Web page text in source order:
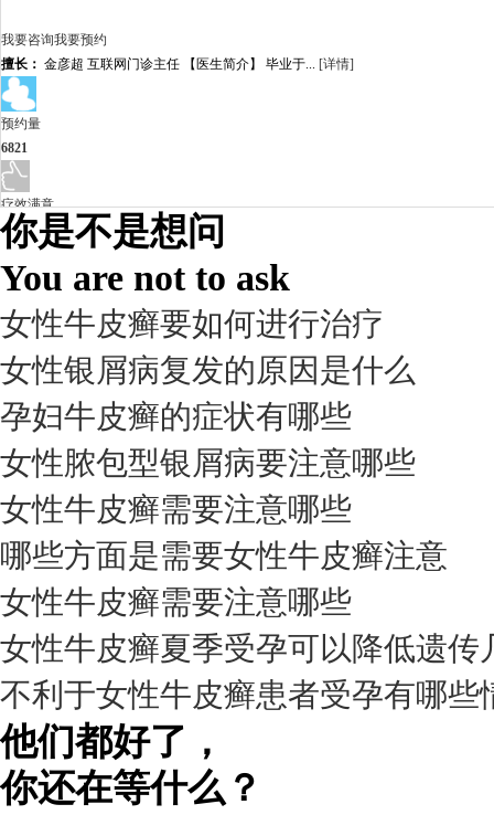
我要咨询我要预约
擅长： 金彦超 互联网门诊主任 【医生简介】 毕业于... [详情]
预约量
6821
疗效满意
98%
我要咨询我要预约
擅长： 杨成平 互联网门诊主任【医生简介】 毕业于长江...[详情]
预约量
6821
疗效满意
98%
你是不是想问
You are not to ask
女性牛皮癣要如何进行治疗
女性银屑病复发的原因是什么
孕妇牛皮癣的症状有哪些
女性脓包型银屑病要注意哪些
女性牛皮癣需要注意哪些
哪些方面是需要女性牛皮癣注意
女性牛皮癣需要注意哪些
女性牛皮癣夏季受孕可以降低遗传
不利于女性牛皮癣患者受孕有哪些
他们都好了，
你还在等什么？